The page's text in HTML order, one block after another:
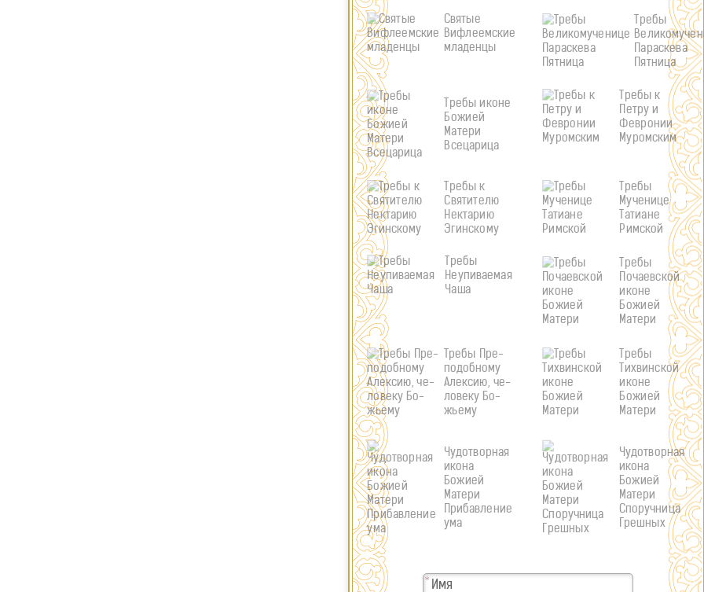
Святые
Вифлеемские
младенцы
Требы
Параскева
Пятница
Требы иконе
Божией
Матери
Всецарица
Требы к
Петру и
Февронии
Муромским
Требы к
Святителю
Нектарию
Эгинскому
Требы
Мученице
Татиане
Римской
Требы
Неупиваемая
Чаша
Требы
Почаевской
иконе
Божией
Матери
Требы Пре­
по­доб­ному
Алек­сию, че­
ло­веку Бо­
жьему
Требы
Тихвинской
иконе
Божией
Матери
Чудотворная
икона
Божией
Матери
Прибавление
ума
Чудотворная
икона
Божией
Матери
Споручница
Грешных